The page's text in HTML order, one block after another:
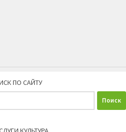
ПО САЙТУ